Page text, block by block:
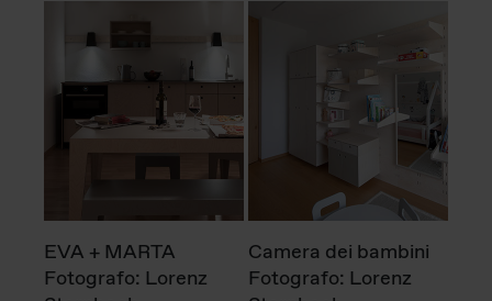
EVA + MARTA
Fotografo: Lorenz
Camera dei bambini
Fotografo: Lorenz